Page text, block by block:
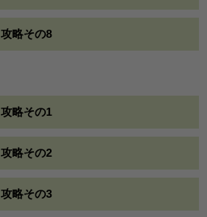
攻略その8
攻略その1
攻略その2
攻略その3